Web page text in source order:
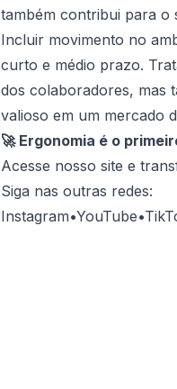
também contribui para o
Incluir movimento no
curto e médio prazo.
dos colaboradores, mas
valioso em um mercado
🚀 Ergonomia é o
Acesse nosso site e
Siga nas outras redes:
Instagram•YouTube•